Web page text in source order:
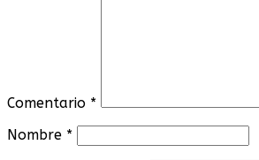
Comentario *
Nombre *